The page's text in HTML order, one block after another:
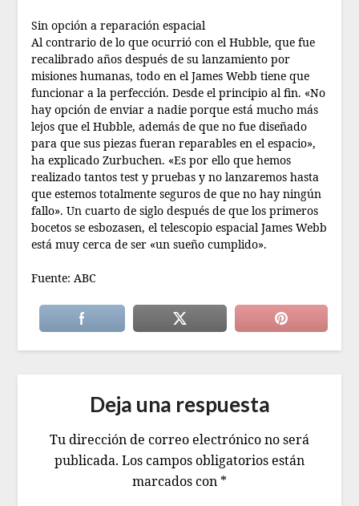
Sin opción a reparación espacial
Al contrario de lo que ocurrió con el Hubble, que fue
recalibrado años después de su lanzamiento por
misiones humanas, todo en el James Webb tiene que
funcionar a la perfección. Desde el principio al fin. «No
hay opción de enviar a nadie porque está mucho más
lejos que el Hubble, además de que no fue diseñado
para que sus piezas fueran reparables en el espacio»,
ha explicado Zurbuchen. «Es por ello que hemos
realizado tantos test y pruebas y no lanzaremos hasta
que estemos totalmente seguros de que no hay ningún
fallo». Un cuarto de siglo después de que los primeros
bocetos se esbozasen, el telescopio espacial James Webb
está muy cerca de ser «un sueño cumplido».
Fuente: ABC
Deja una respuesta
Tu dirección de correo electrónico no será
publicada. Los campos obligatorios están
marcados con *